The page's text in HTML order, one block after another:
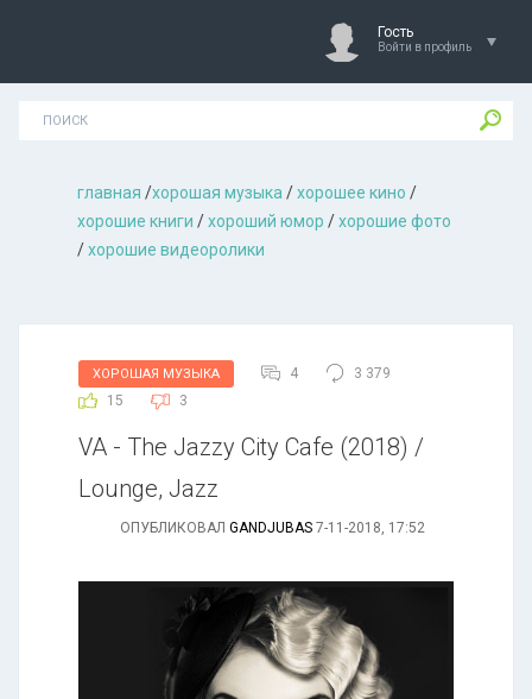
Гость
Войти в профиль
главная /хорошая музыкa /хорошее кино /
хорошие книги /хороший юмор /хорошие фото
/хорошие видеоролики
ХОРОШАЯ МУЗЫКА 4
3 379
15
3
VA - The Jazzy City Cafe (2018) /
Lounge, Jazz
ОПУБЛИКОВАЛ GANDJUBAS 7-11-2018, 17:52